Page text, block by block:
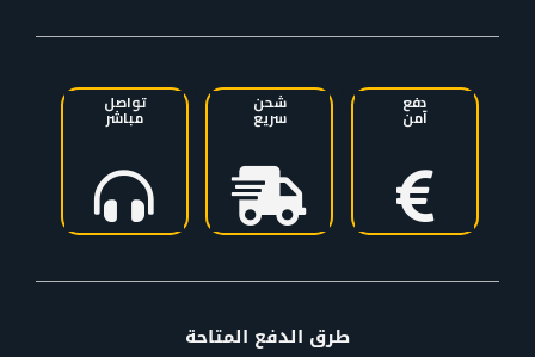
دفع
آمن
شحن
سريع
تواصل
مباشر
طرق الدفع المتاحة